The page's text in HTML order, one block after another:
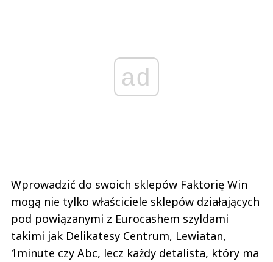
ad
Wprowadzić do swoich sklepów Faktorię Win
mogą nie tylko właściciele sklepów działających
pod powiązanymi z Eurocashem szyldami
takimi jak Delikatesy Centrum, Lewiatan,
1minute czy Abc, lecz każdy detalista, który ma